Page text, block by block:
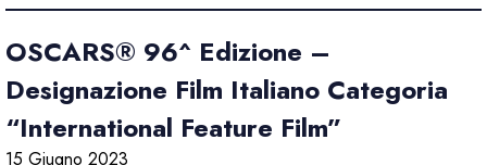
OSCARS® 96^ Edizione –
Designazione Film Italiano Categoria
“International Feature Film”
15 Giugno 2023